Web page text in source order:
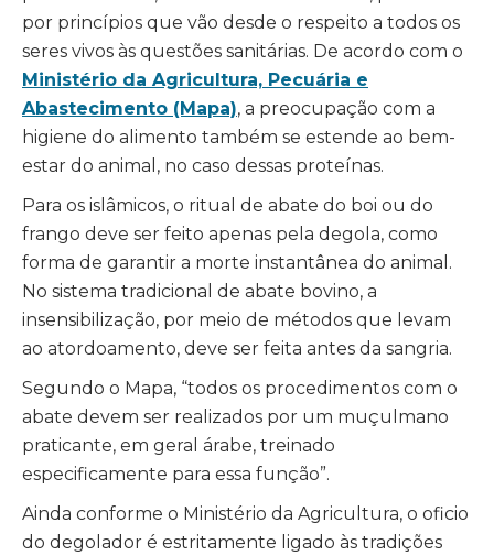
por princípios que vão desde o respeito a todos os
seres vivos às questões sanitárias. De acordo com o
Ministério da Agricultura, Pecuária e
Abastecimento (Mapa), a preocupação com a
higiene do alimento também se estende ao bem-
estar do animal, no caso dessas proteínas.
Para os islâmicos, o ritual de abate do boi ou do
frango deve ser feito apenas pela degola, como
forma de garantir a morte instantânea do animal.
No sistema tradicional de abate bovino, a
insensibilização, por meio de métodos que levam
ao atordoamento, deve ser feita antes da sangria.
Segundo o Mapa, “todos os procedimentos com o
abate devem ser realizados por um muçulmano
praticante, em geral árabe, treinado
especificamente para essa função”.
Ainda conforme o Ministério da Agricultura, o oficio
do degolador é estritamente ligado às tradições